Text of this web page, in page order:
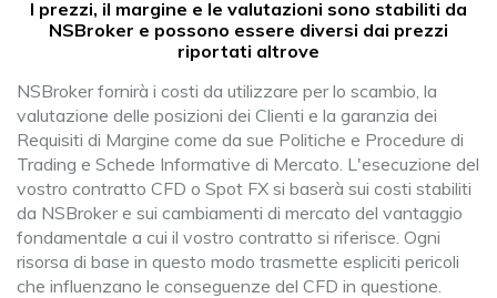
I prezzi, il margine e le valutazioni sono stabiliti da
NSBroker e possono essere diversi dai prezzi
riportati altrove
NSBroker fornirà i costi da utilizzare per lo scambio, la
valutazione delle posizioni dei Clienti e la garanzia dei
Requisiti di Margine come da sue Politiche e Procedure di
Trading e Schede Informative di Mercato. L'esecuzione del
vostro contratto CFD o Spot FX si baserà sui costi stabiliti
da NSBroker e sui cambiamenti di mercato del vantaggio
fondamentale a cui il vostro contratto si riferisce. Ogni
risorsa di base in questo modo trasmette espliciti pericoli
che influenzano le conseguenze del CFD in questione.